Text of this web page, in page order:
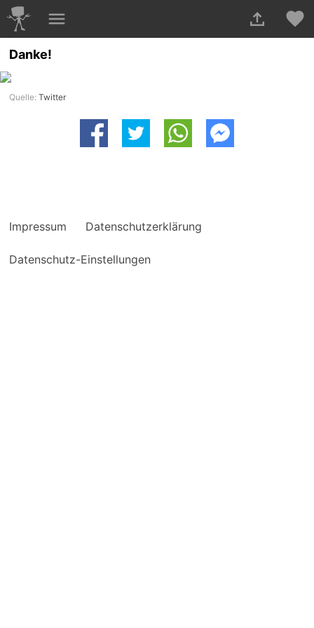
Danke!
Quelle:Twitter
Impressum Datenschutzerklärung
Datenschutz-Einstellungen